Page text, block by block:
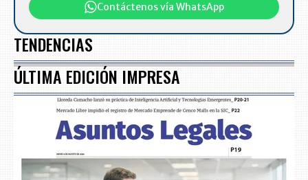
Contáctenos vía WhatsApp
TENDENCIAS
ÚLTIMA EDICIÓN IMPRESA